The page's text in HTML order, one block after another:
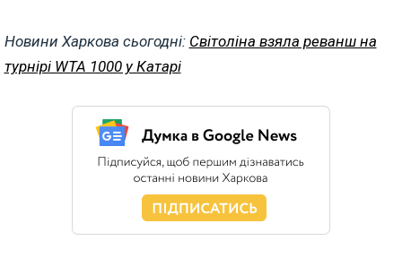
Новини Харкова сьогодні: Світоліна взяла реванш на
турнірі WTA 1000 у Катарі